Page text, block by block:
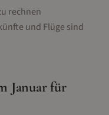
rechnen
und Flüge sind
Januarfür